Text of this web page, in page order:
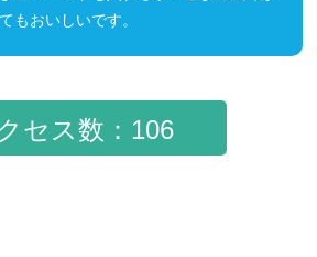
もおいしいです。
セス数：106